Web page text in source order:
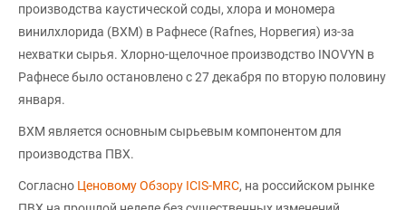
производства каустической соды, хлора и мономера
винилхлорида (ВХМ) в Рафнесе (Rafnes, Норвегия) из-за
нехватки сырья. Хлорно-щелочное производство INOVYN в
Рафнесе было остановлено с 27 декабря по вторую половину
января.
ВХМ является основным сырьевым компонентом для
производства ПВХ.
Согласно Ценовому Обзору ICIS-MRC, на российском рынке